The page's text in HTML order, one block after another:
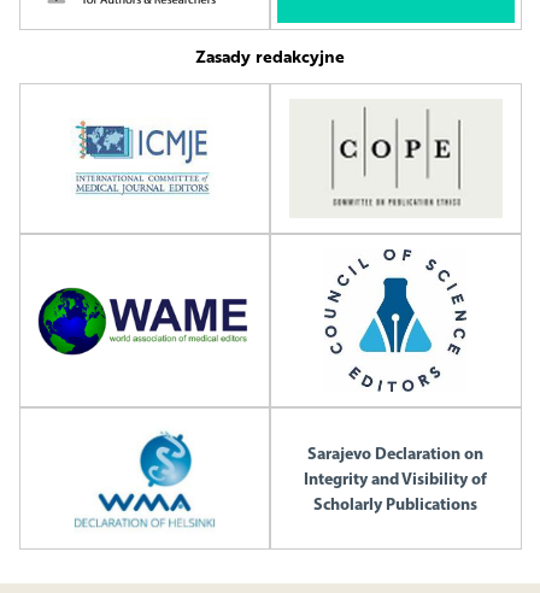
Zasady redakcyjne
Sarajevo Declaration on
Integrity and Visibility of
Scholarly Publications